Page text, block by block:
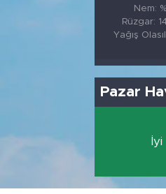
Nem:
Rüzgar:
Yağış
Pazar
İyi